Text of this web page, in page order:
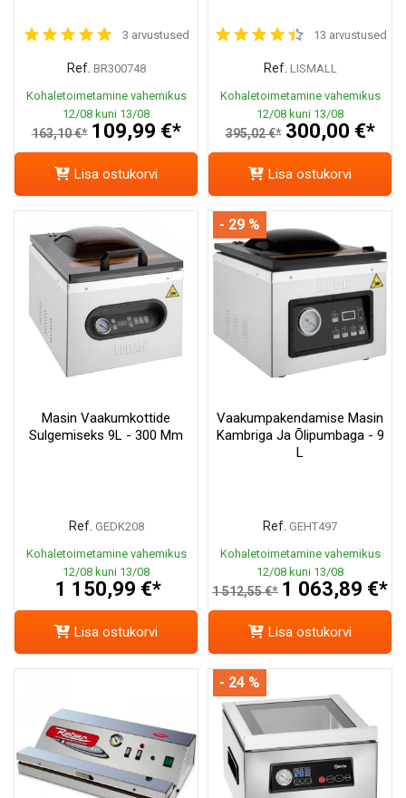
3 arvustused
Ref. BR300748
Kohaletoimetamine vahemikus
12/08 kuni 13/08
163,10 €* 109,99 €*
Lisa ostukorvi
13 arvustused
Ref. LISMALL
Kohaletoimetamine vahemikus
12/08 kuni 13/08
395,02 €* 300,00 €*
Lisa ostukorvi
Masin Vaakumkottide
Sulgemiseks 9L - 300 Mm
Ref. GEDK208
Kohaletoimetamine vahemikus
12/08 kuni 13/08
1 150,99 €*
Lisa ostukorvi
Vaakumpakendamise Masin
Kambriga Ja Õlipumbaga - 9
L
Ref. GEHT497
Kohaletoimetamine vahemikus
12/08 kuni 13/08
1 512,55 €* 1 063,89 €*
- 29 %
Lisa ostukorvi
- 24 %